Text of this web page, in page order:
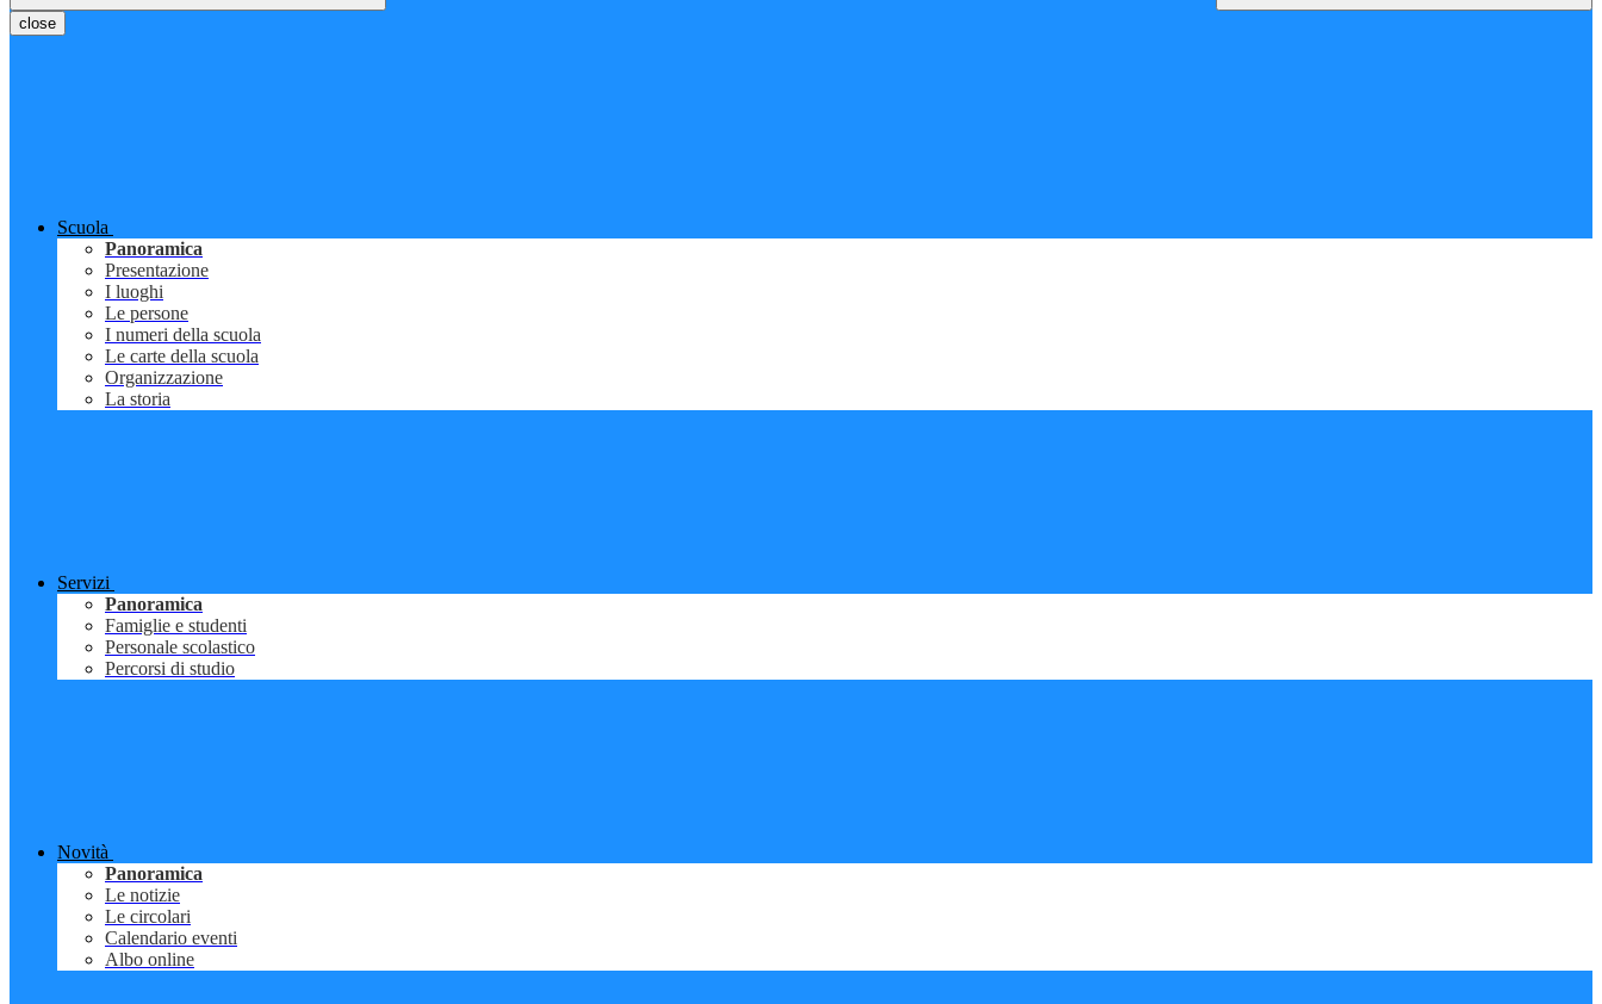
close
Scuola
Panoramica
Presentazione
I luoghi
Le persone
I numeri della scuola
Le carte della scuola
Organizzazione
La storia
Servizi
Panoramica
Famiglie e studenti
Personale scolastico
Percorsi di studio
Novità
Panoramica
Le notizie
Le circolari
Calendario eventi
Albo online